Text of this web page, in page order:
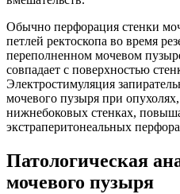
Обычно перфорация стенки
петлей ректоскопа во время
переполненном мочевом
совпадает с поверхностью
Электростимуляция
мочевого пузыря при
нижнебоковых стенках,
экстраперитонеальных
Патологическая
мочевого пузыря